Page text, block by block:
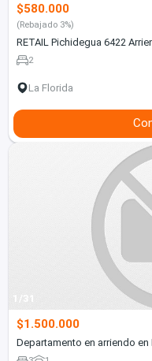
$580.000
(Rebajado 3%)
RETAIL Pichidegua 6422
2
La Florida
1/31
$1.500.000
Departamento en arriendo en